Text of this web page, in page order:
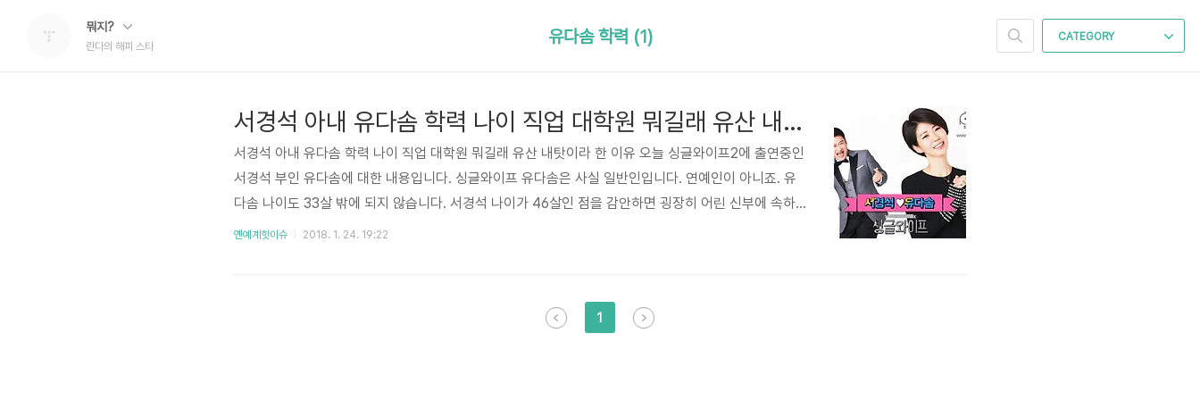
뭐지?
란다의 해피 스타
CATEGORY
유다솜 학력 (1)
서경석 아내 유다솜 학력 나이 직업 대학원 뭐길래 유산 내탓이라 한 이유
서경석 아내 유다솜 학력 나이 직업 대학원 뭐길래 유산 내탓이라 한 이유 오늘 싱글와이프2에 출연중인
서경석 부인 유다솜에 대한 내용입니다. 싱글와이프 유다솜은 사실 일반인입니다. 연예인이 아니죠. 유
다솜 나이도 33살 밖에 되지 않습니다. 서경석 나이가 46살인 점을 감안하면 굉장히 어린 신부에 속하
죠. 이렇다보니 결혼과 동시에 자신의 모든 걸 포기하고 말았죠. . 서경석 아내 유다솜 학력은 서울대 불
현재 유다솜 직업은 없는 상태죠. 그냥 주부일뿐인 것이죠. 그런데 유다솜 대학원 진학이 유산의 아픔과
옌예계핫이슈 2018. 1. 24. 19:22
1